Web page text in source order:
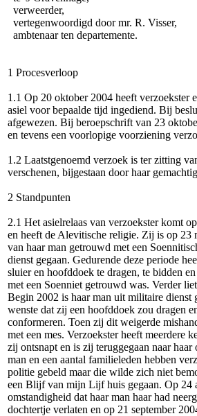
verweerder,
vertegenwoordigd door mr. R. Visser,
ambtenaar ten departemente.
1 Procesverloop
1.1 Op 20 oktober 2004 heeft verzoekster
asiel voor bepaalde tijd ingediend. Bij
afgewezen. Bij beroepschrift van 23
en tevens een voorlopige voorziening
1.2 Laatstgenoemd verzoek is ter zitting
verschenen, bijgestaan door haar
2 Standpunten
2.1 Het asielrelaas van verzoekster komt
en heeft de Alevitische religie. Zij is op 23
van haar man getrouwd met een
dienst gegaan. Gedurende deze periode
sluier en hoofddoek te dragen, te bidden
met een Soenniet getrouwd was. Verder
Begin 2002 is haar man uit militaire dienst
wenste dat zij een hoofddoek zou dragen
conformeren. Toen zij dit weigerde
met een mes. Verzoekster heeft meerdere
zij ontsnapt en is zij teruggegaan naar
man en een aantal familieleden hebben
politie gebeld maar die wilde zich niet
een Blijf van mijn Lijf huis gegaan. Op 24
omstandigheid dat haar man haar had
dochtertje verlaten en op 21 september